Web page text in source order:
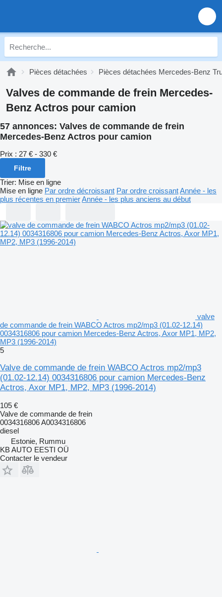
Pièces détachées Pièces détachées Mercedes-Benz
Valves de commande de frein Mercedes-
Benz Actros pour camion
57 annonces: Valves de commande de frein
Mercedes-Benz Actros pour camion
Prix : 27 € - 330 €
Filtre
Trier: Mise en ligne
Mise en ligne Par ordre décroissant Par ordre croissantAnnée - les
plus récentes en premierAnnée - les plus anciens au début
valve
de commande de frein WABCO Actros mp2/mp3 (01.02-12.14)
0034316806 pour camion Mercedes-Benz Actros, Axor MP1, MP2,
MP3 (1996-2014)
5
Valve de commande de frein WABCO Actros mp2/mp3
(01.02-12.14) 0034316806 pour camion Mercedes-Benz
Actros, Axor MP1, MP2, MP3 (1996-2014)
105 €
Valve de commande de frein
0034316806 A0034316806
diesel
Estonie, Rummu
KB AUTO EESTI OÜ
Contacter le vendeur